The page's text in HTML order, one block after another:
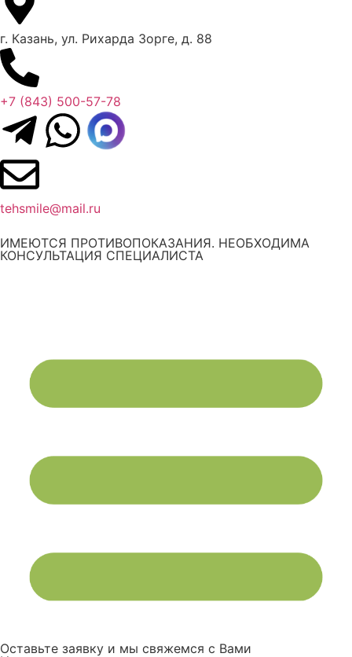
г. Казань, ул. Рихарда Зорге, д. 88
+7 (843) 500-57-78
tehsmile@mail.ru
ИМЕЮТСЯ ПРОТИВОПОКАЗАНИЯ. НЕОБХОДИМА
КОНСУЛЬТАЦИЯ СПЕЦИАЛИСТА
Оставьте заявку и мы свяжемся с Вами